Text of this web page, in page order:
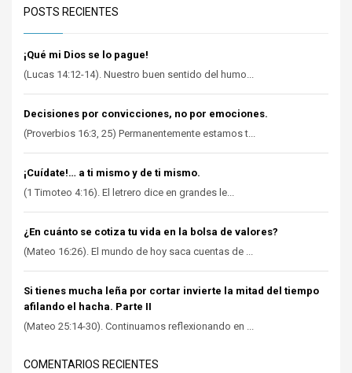
POSTS RECIENTES
¡Qué mi Dios se lo pague!
(Lucas 14:12-14). Nuestro buen sentido del humo...
Decisiones por convicciones, no por emociones.
(Proverbios 16:3, 25) Permanentemente estamos t...
¡Cuídate!… a ti mismo y de ti mismo.
(1 Timoteo 4:16). El letrero dice en grandes le...
¿En cuánto se cotiza tu vida en la bolsa de valores?
(Mateo 16:26). El mundo de hoy saca cuentas de ...
Si tienes mucha leña por cortar invierte la mitad del tiempo
afilando el hacha. Parte II
(Mateo 25:14-30). Continuamos reflexionando en ...
COMENTARIOS RECIENTES